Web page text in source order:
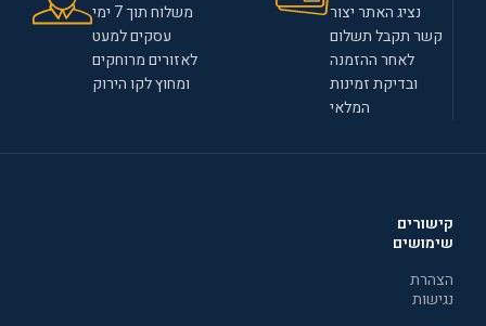
נציג האתר יצור
קשר תקבל תשלום
לאחר ההזמנה
ובדיקת זמינות
המלאי
משלוח תוך 7 ימי
עסקים למעט
לאזורים מרוחקים
ומחוץ לקו הירוק
קישורים
שימושים
הצהרת
נגישות